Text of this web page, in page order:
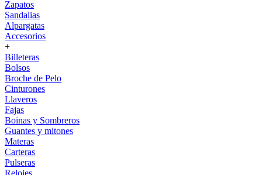
Zapatos
Sandalias
Alpargatas
Accesorios
+
Billeteras
Bolsos
Broche de Pelo
Cinturones
Llaveros
Fajas
Boinas y Sombreros
Guantes y mitones
Materas
Carteras
Pulseras
Relojes